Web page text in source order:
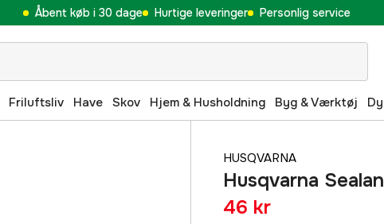
Åbent køb i 30 dage Hurtige leveringer Personlig service
Friluftsliv Have Skov Hjem & Husholdning Byg & Værktøj
HUSQVARNA
Husqvarna
46 kr